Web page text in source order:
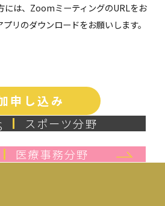
は、ZoomミーティングのURLをお
リのダウンロードをお願いします。
申し込み
スポーツ分野
医療事務分野